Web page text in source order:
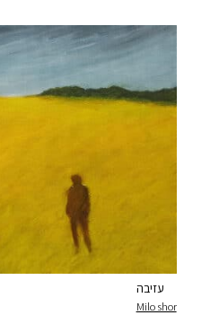
עזיבה
Milo shor